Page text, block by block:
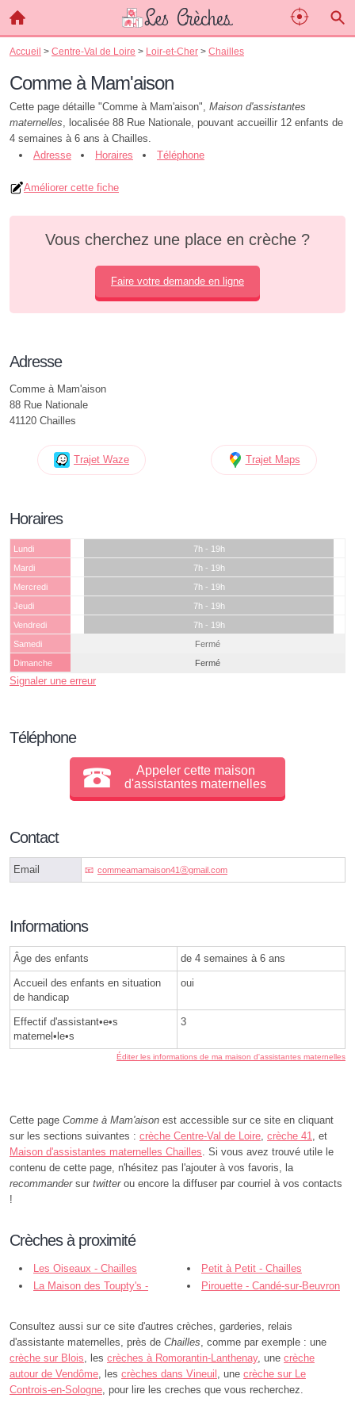
Accueil > Centre-Val de Loire > Loir-et-Cher > Chailles
Comme à Mam'aison
Cette page détaille "Comme à Mam'aison", Maison d'assistantes
maternelles, localisée 88 Rue Nationale, pouvant accueillir 12 enfants de
4 semaines à 6 ans à Chailles.
Adresse
Horaires Téléphone
Améliorer cette fiche
Vous cherchez une place en crèche ?
Faire votre demande en ligne
Adresse
Comme à Mam'aison
88 Rue Nationale
41120 Chailles
Trajet Waze Trajet Maps
Horaires
Lundi
7h - 19h
Mardi
7h - 19h
Mercredi
7h - 19h
Jeudi
7h - 19h
Vendredi
7h - 19h
Samedi
Fermé
Dimanche
Fermé
Signaler une erreur
Téléphone
Appeler cette maison
d'assistantes maternelles
Contact
Email commeamamaison41ⓐgmail.com
Informations
Âge des enfants de 4 semaines à 6 ans
Accueil des enfants en situation
de handicap
oui
Effectif d'assistant•e•s
maternel•le•s
3
Éditer les informations de ma maison d'assistantes maternelles
Cette page Comme à Mam'aison est accessible sur ce site en cliquant
sur les sections suivantes : crèche Centre-Val de Loire, crèche 41, et
Maison d'assistantes maternelles Chailles. Si vous avez trouvé utile le
contenu de cette page, n'hésitez pas l'ajouter à vos favoris, la
recommandersur twitterou encore la diffuser par courriel à vos contacts
!
Crèches à proximité
Les Oiseaux - Chailles
Petit à Petit - Chailles
La Maison des Toupty's -
Pirouette - Candé-sur-Beuvron
Consultez aussi sur ce site d'autres crèches, garderies, relais
d'assistante maternelles, près de Chailles, comme par exemple : une
crèche sur Blois, les crèches à Romorantin-Lanthenay, une crèche
autour de Vendôme, les crèches dans Vineuil , une crèche sur Le
Controis-en-Sologne, pour lire les creches que vous recherchez.